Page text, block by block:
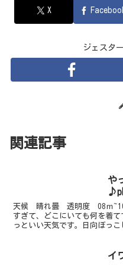
X
ジェスタ
関連記事
や
天候 晴れ曇 透明度 08ｍ
すぎて、どこにいても何を着
っといい天気です。日向ぼっ
イ